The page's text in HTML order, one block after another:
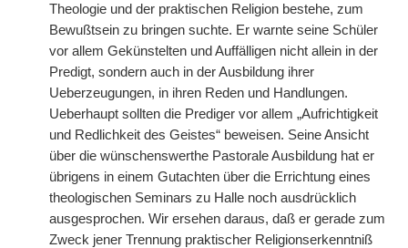
Theologie und der praktischen Religion bestehe, zum
Bewußtsein zu bringen suchte. Er warnte seine Schüler
vor allem Gekünstelten und Auffälligen nicht allein in der
Predigt, sondern auch in der Ausbildung ihrer
Ueberzeugungen, in ihren Reden und Handlungen.
Ueberhaupt sollten die Prediger vor allem „Aufrichtigkeit
und Redlichkeit des Geistes“ beweisen. Seine Ansicht
über die wünschenswerthe Pastorale Ausbildung hat er
übrigens in einem Gutachten über die Errichtung eines
theologischen Seminars zu Halle noch ausdrücklich
ausgesprochen. Wir ersehen daraus, daß er gerade zum
Zweck jener Trennung praktischer Religionserkenntniß